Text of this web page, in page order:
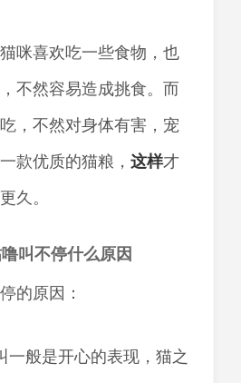
咪喜欢吃一些食物，也
不然容易造成挑食。而
，不然对身体有害，宠
款优质的猫粮， 这样才
久。
叫不停什么原因
的原因：
一般是开心的表现，猫之